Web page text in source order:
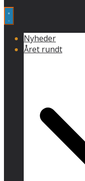
Nyheder
Året rundt